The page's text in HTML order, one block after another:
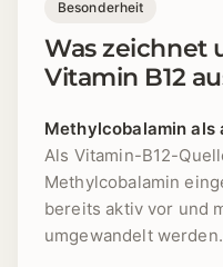
Besonderheit
Was zeichnet
Vitamin B12
Methylcobalamin als
Als Vitamin-B12-
Methylcobalamin
bereits aktiv vor und
umgewandelt werden.